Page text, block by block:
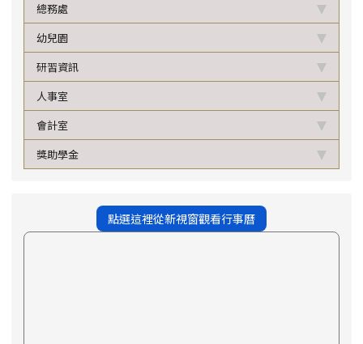
總務處
幼兒園
研習資訊
人事室
會計室
獎助學金
點選這裡從新視窗觀看行事曆